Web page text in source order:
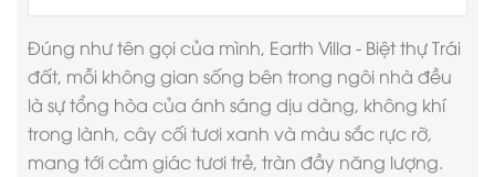
Đúng như tên gọi của mình, Earth Villa - Biệt thự Trái
đất, mỗi không gian sống bên trong ngôi nhà đều
là sự tổng hòa của ánh sáng dịu dàng, không khí
trong lành, cây cối tươi xanh và màu sắc rực rỡ,
mang tới cảm giác tươi trẻ, tràn đầy năng lượng.